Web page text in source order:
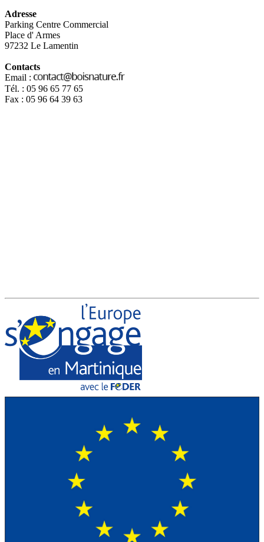
Adresse
Parking Centre Commercial
Place d' Armes
97232 Le Lamentin
Contacts
Email :
Tél. : 05 96 65 77 65
Fax : 05 96 64 39 63